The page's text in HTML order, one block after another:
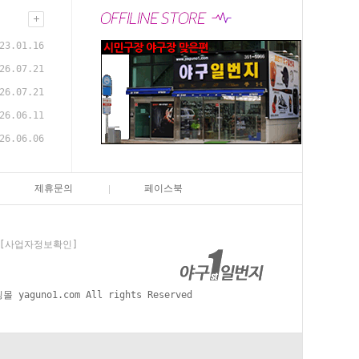
제휴문의 페이스북
[사업자정보확인]
몰 yaguno1.com All rights Reserved